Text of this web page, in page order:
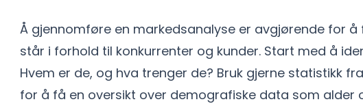
Å gjennomføre en markedsanalyse er avgjørende for
står i forhold til konkurrenter og kunder. Start med å
Hvem er de, og hva trenger de? Bruk gjerne statistikk
for å få en oversikt over demografiske data som alder